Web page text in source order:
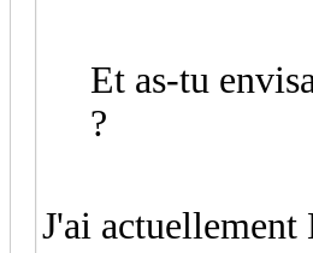
Et as-tu
?
J'ai actuellement